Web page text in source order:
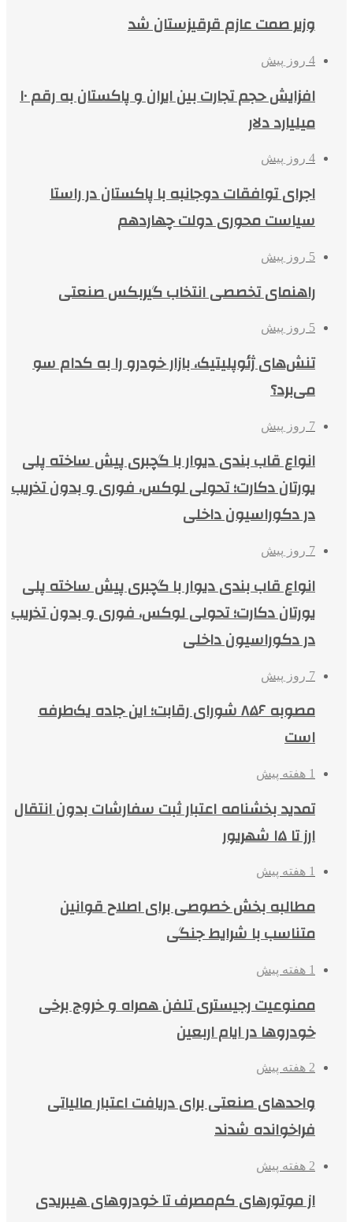
وزیر صمت عازم قرقیزستان شد
4 روز پیش
افزایش حجم تجارت بین ایران و پاکستان به رقم ۱۰
میلیارد دلار
4 روز پیش
اجرای توافقات دوجانبه با پاکستان در راستا
سیاست محوری دولت چهاردهم
5 روز پیش
راهنمای تخصصی انتخاب گیربکس صنعتی
5 روز پیش
تنش‌های ژئوپلیتیک، بازار خودرو را به کدام سو
می‌برد؟
7 روز پیش
انواع قاب بندی دیوار با گچبری پیش ساخته پلی
یورتان دکارت؛ تحولی لوکس، فوری و بدون تخریب
در دکوراسیون داخلی
7 روز پیش
انواع قاب بندی دیوار با گچبری پیش ساخته پلی
یورتان دکارت؛ تحولی لوکس، فوری و بدون تخریب
در دکوراسیون داخلی
7 روز پیش
مصوبه ۸۵۶ شورای رقابت؛ این جاده یک‌طرفه
است
1 هفته پیش
تمدید بخشنامه اعتبار ثبت سفارشات بدون انتقال
ارز تا ۱۵ شهریور
1 هفته پیش
مطالبه بخش خصوصی برای اصلاح قوانین
متناسب با شرایط جنگی
1 هفته پیش
ممنوعیت رجیستری تلفن همراه و خروج برخی
خودروها در ایام اربعین
2 هفته پیش
واحدهای صنعتی برای دریافت اعتبار مالیاتی
فراخوانده شدند
2 هفته پیش
از موتورهای کم‌مصرف تا خودروهای هیبریدی